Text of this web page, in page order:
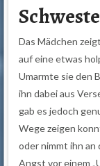
Das Mädchen
auf eine etwas
Umarmte sie den
ihn dabei aus
gab es jedoch
Wege zeigen
oder nimmt ihn
Angst vor einem